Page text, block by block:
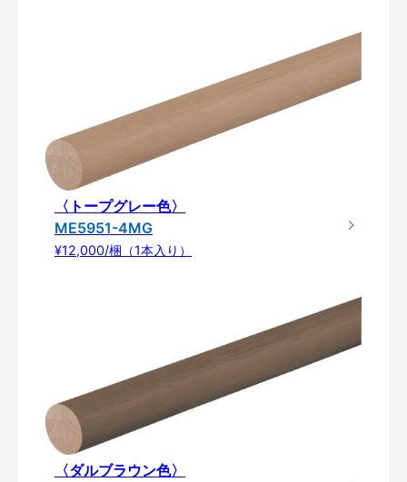
〈トープグレー色〉
ME5951-4MG
¥12,000/梱（1本入り）
〈ダルブラウン色〉